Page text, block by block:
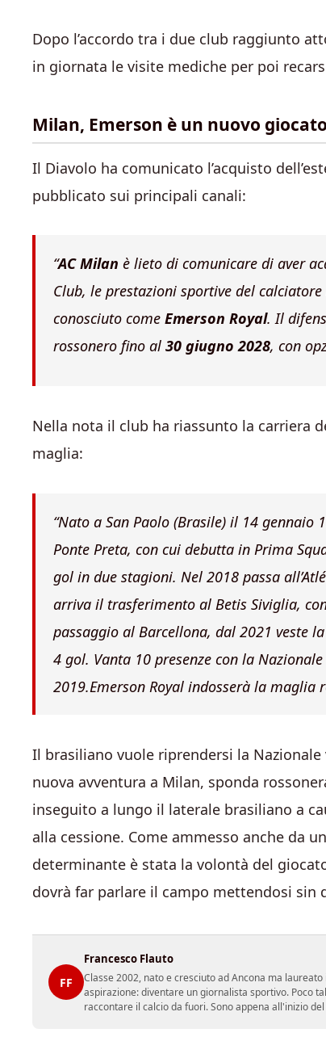
Dopo l’accordo tra i due club raggiunto
in giornata le visite mediche per poi
Milan, Emerson è un nuovo
Il Diavolo ha comunicato l’acquisto
pubblicato sui principali canali:
“AC Milan è lieto di comunicare di aver
Club, le prestazioni sportive del
conosciuto come Emerson Royal. Il
rossonero fino al 30 giugno 2028, con
Nella nota il club ha riassunto la carriera
maglia:
“Nato a San Paolo (Brasile) il 14 gennaio
Ponte Preta, con cui debutta in Prima
gol in due stagioni. Nel 2018 passa
arriva il trasferimento al Betis Siviglia,
passaggio al Barcellona, dal 2021 veste
4 gol. Vanta 10 presenze con la
2019.Emerson Royal indosserà la maglia
Il brasiliano vuole riprendersi la
nuova avventura a Milan, sponda
inseguito a lungo il laterale brasiliano a
alla cessione. Come ammesso anche da
determinante è stata la volontà del
dovrà far parlare il campo mettendosi sin
FF
Francesco Flauto
Classe 2002, nato e cresciuto ad Ancona ma
aspirazione: diventare un giornalista sportivo. Poco
raccontare il calcio da fuori. Sono appena all'inizio